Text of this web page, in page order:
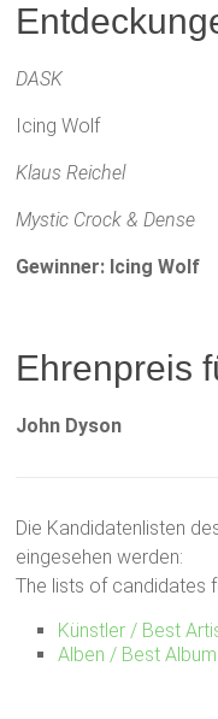
DASK
Icing Wolf
Klaus Reichel
Mystic Crock & Dense
Gewinner: Icing Wolf
Ehrenpreis
John Dyson
Die Kandidatenlisten
eingesehen werden:
The lists of candidates
Künstler / Best
Alben / Best Album